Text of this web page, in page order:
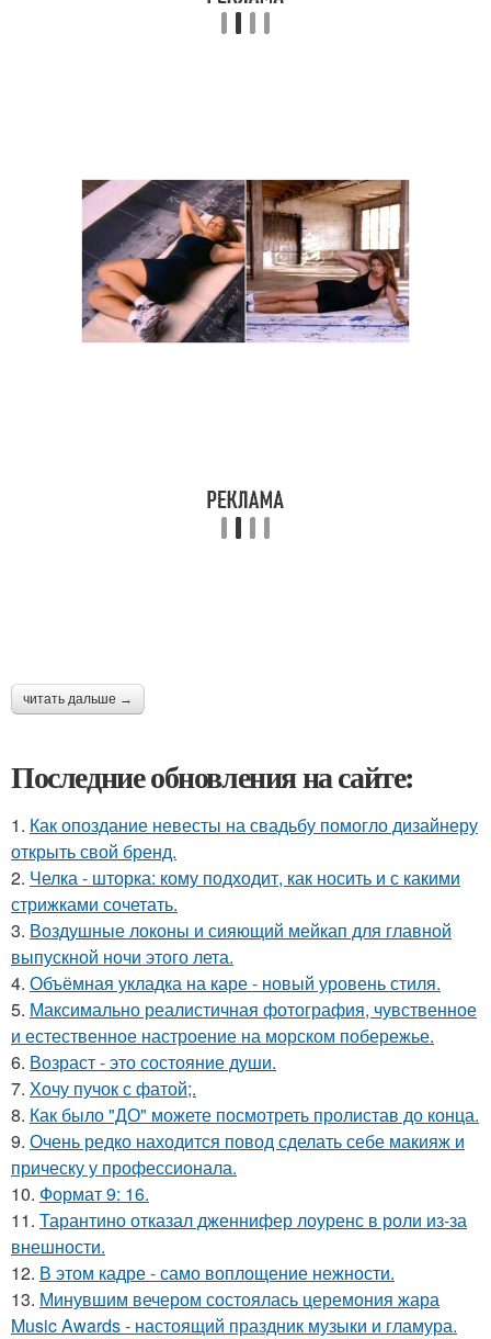
читать дальше →
Последние обновления на сайте:
1. Как опоздание невесты на свадьбу помогло дизайнеру
открыть свой бренд.
2. Челка - шторка: кому подходит, как носить и с какими
стрижками сочетать.
3. Воздушные локоны и сияющий мейкап для главной
выпускной ночи этого лета.
4. Объёмная укладка на каре - новый уровень стиля.
5. Максимально реалистичная фотография, чувственное
и естественное настроение на морском побережье.
6. Возраст - это состояние души.
7. Хочу пучок с фатой;.
8. Как было "ДО" можете посмотреть пролистав до конца.
9. Очень редко находится повод сделать себе макияж и
прическу у профессионала.
10. Формат 9: 16.
11. Тарантино отказал дженнифер лоуренс в роли из-за
внешности.
12. В этом кадре - само воплощение нежности.
13. Минувшим вечером состоялась церемония жара
Music Awards - настоящий праздник музыки и гламура.